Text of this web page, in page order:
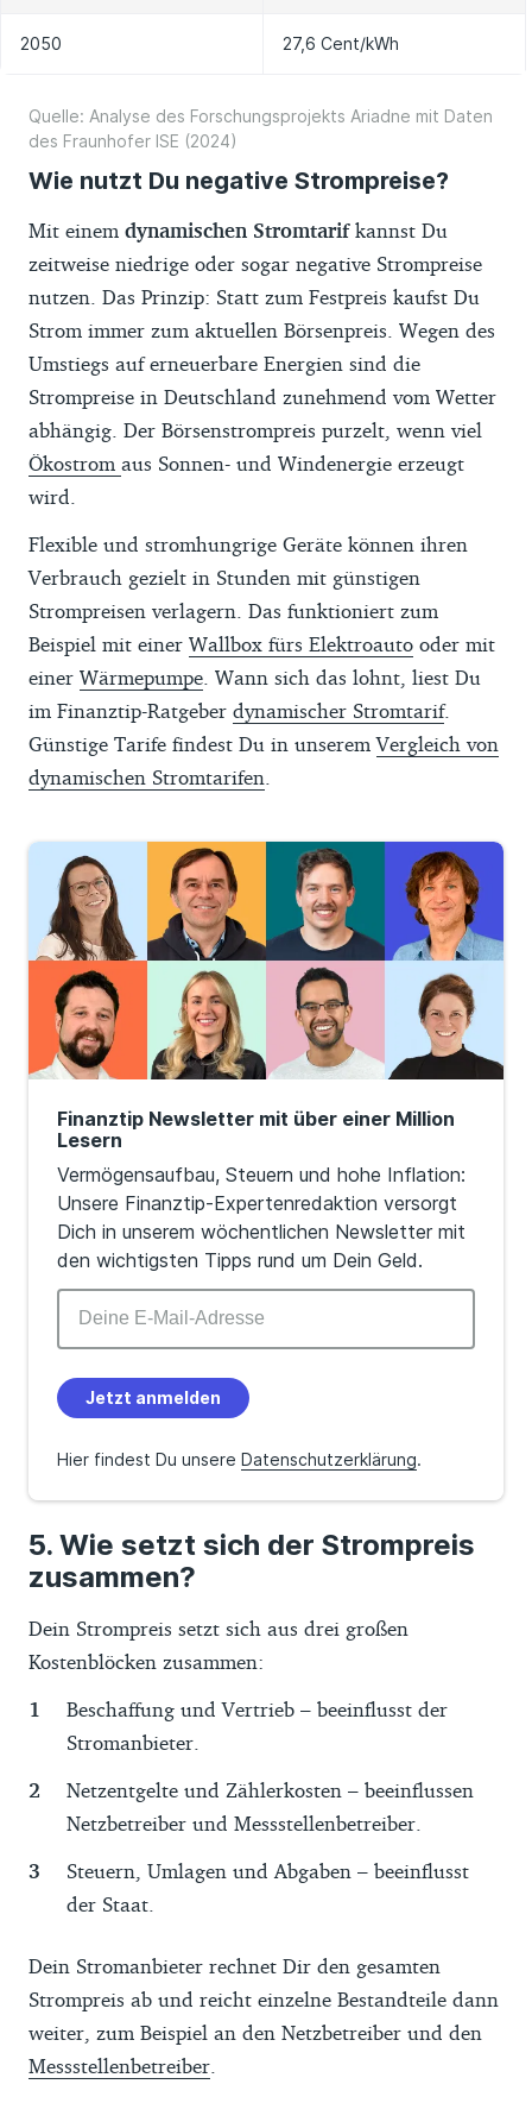
2050 27,6 Cent/kWh
Quelle: Analyse des Forschungsprojekts Ariadne mit Daten
des Fraunhofer ISE (2024)
Wie nutzt Du negative Strompreise?
Mit einem dynamischen Stromtarifkannst Du
zeitweise niedrige oder sogar negative Strompreise
nutzen. Das Prinzip: Statt zum Festpreis kaufst Du
Strom immer zum aktuellen Börsenpreis. Wegen des
Umstiegs auf erneuerbare Energien sind die
Strompreise in Deutschland zunehmend vom Wetter
abhängig. Der Börsenstrompreis purzelt, wenn viel
Ökostrom aus Sonnen- und Windenergie erzeugt
wird.
Flexible und stromhungrige Geräte können ihren
Verbrauch gezielt in Stunden mit günstigen
Strompreisen verlagern. Das funktioniert zum
Beispiel mit einer Wallbox fürs Elektroauto oder mit
einer Wärmepumpe . Wann sich das lohnt, liest Du
im Finanztip-Ratgeber dynamischer Stromtarif.
Günstige Tarife findest Du in unseremVergleich von
dynamischen Stromtarifen
Finanztip Newsletter mit über einer Million
Lesern
Vermögensaufbau, Steuern und hohe Inflation:
Unsere Finanztip-Expertenredaktion versorgt
Dich in unserem wöchentlichen Newsletter mit
den wichtigsten Tipps rund um Dein Geld.
Jetzt anmelden
Hier findest Du unsere Datenschutzerklärung.
Wie setzt sich der Strompreis
zusammen?
Dein Strompreis setzt sich aus drei großen
Kostenblöcken zusammen:
Beschaffung und Vertrieb – beeinflusst der
Stromanbieter.
Netzentgelte und Zählerkosten – beeinflussen
Netzbetreiber und Messstellenbetreiber.
Steuern, Umlagen und Abgaben – beeinflusst
der Staat.
Dein Stromanbieter rechnet Dir den gesamten
Strompreis ab und reicht einzelne Bestandteile dann
weiter, zum Beispiel an den Netzbetreiber und den
Messstellenbetreiber